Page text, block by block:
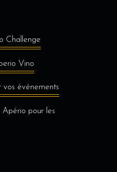
Challenge
Vino
vos événements
pour les